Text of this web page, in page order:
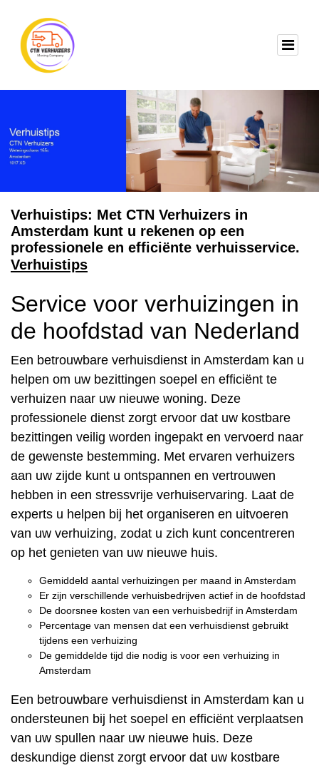
Verhuistips: Met CTN Verhuizers in
Amsterdam kunt u rekenen op een
professionele en efficiënte verhuisservice.
Verhuistips
Service voor verhuizingen in
de hoofdstad van Nederland
Een betrouwbare verhuisdienst in Amsterdam kan u
helpen om uw bezittingen soepel en efficiënt te
verhuizen naar uw nieuwe woning. Deze
professionele dienst zorgt ervoor dat uw kostbare
bezittingen veilig worden ingepakt en vervoerd naar
de gewenste bestemming. Met ervaren verhuizers
aan uw zijde kunt u ontspannen en vertrouwen
hebben in een stressvrije verhuiservaring. Laat de
experts u helpen bij het organiseren en uitvoeren
van uw verhuizing, zodat u zich kunt concentreren
op het genieten van uw nieuwe huis.
Gemiddeld aantal verhuizingen per maand in Amsterdam
Er zijn verschillende verhuisbedrijven actief in de hoofdstad
De doorsnee kosten van een verhuisbedrijf in Amsterdam
Percentage van mensen dat een verhuisdienst gebruikt
tijdens een verhuizing
De gemiddelde tijd die nodig is voor een verhuizing in
Amsterdam
Een betrouwbare verhuisdienst in Amsterdam kan u
ondersteunen bij het soepel en efficiënt verplaatsen
van uw spullen naar uw nieuwe huis. Deze
deskundige dienst zorgt ervoor dat uw kostbare